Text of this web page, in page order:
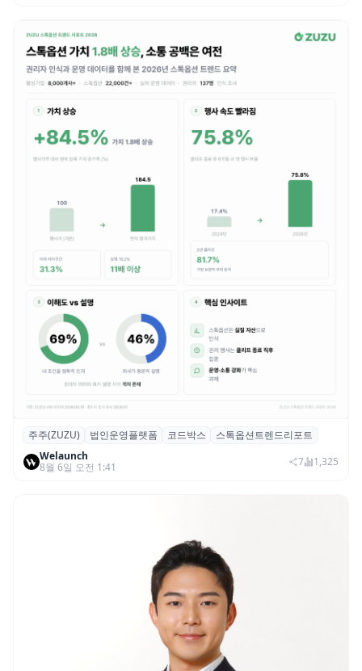
스톡옵션 취소율 2년 만에 18.2%→31.3%…
권리 발생 즉시 행사 비중도 급증
주주(ZUZU) 법인운영플랫폼 코드박스
스톡옵션트렌드리포트
Welaunch
8월 6일 오전 1:41
7 1,325